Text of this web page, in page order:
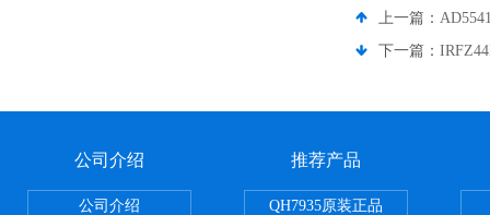
上一篇：
下一篇：
公司介绍
公司介绍
推荐产品
QH7935原装正品